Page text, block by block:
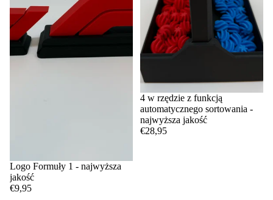
Logo Formuły 1 - najwyższa
jakość
€9,95
4 w rzędzie z funkcją
automatycznego sortowania -
najwyższa jakość
€28,95